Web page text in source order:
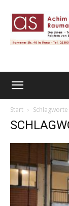
Start Schlagworte